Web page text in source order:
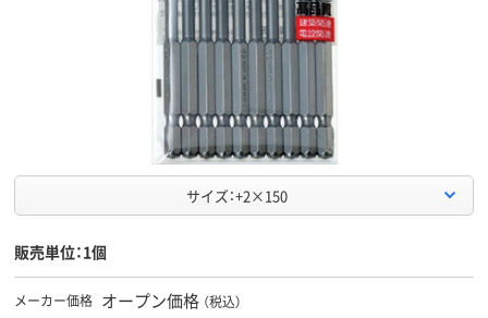
サイズ：+2×150
販売単位：1個
メーカー価格 オープン価格 （税込）